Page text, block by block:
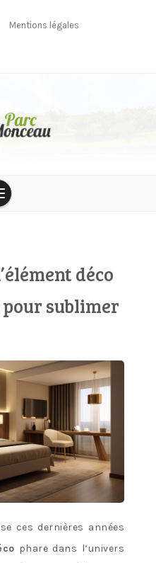
Mentions légales
déco
sublimer
ces dernières années
phare dans l’univers